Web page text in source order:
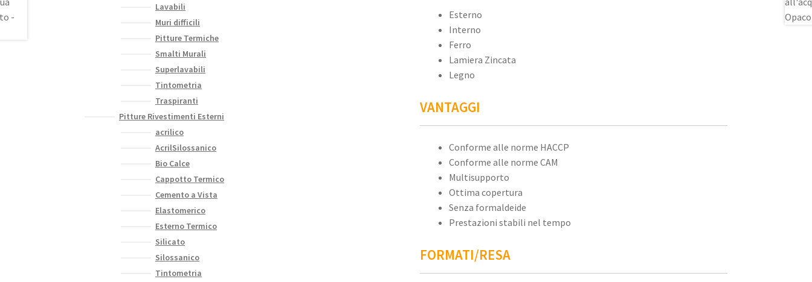
Esterno
Interno
Ferro
Lamiera Zincata
Legno
VANTAGGI
Conforme alle norme HACCP
Conforme alle norme CAM
Multisupporto
Ottima copertura
Senza formaldeide
Prestazioni stabili nel tempo
FORMATI/RESA
Lavabili
Muri difficili
Pitture Termiche
Smalti Murali
Superlavabili
Tintometria
Traspiranti
Pitture Rivestimenti Esterni
acrilico
AcrilSilossanico
Bio Calce
Cappotto Termico
Cemento a Vista
Elastomerico
Esterno Termico
Silicato
Silossanico
Tintometria